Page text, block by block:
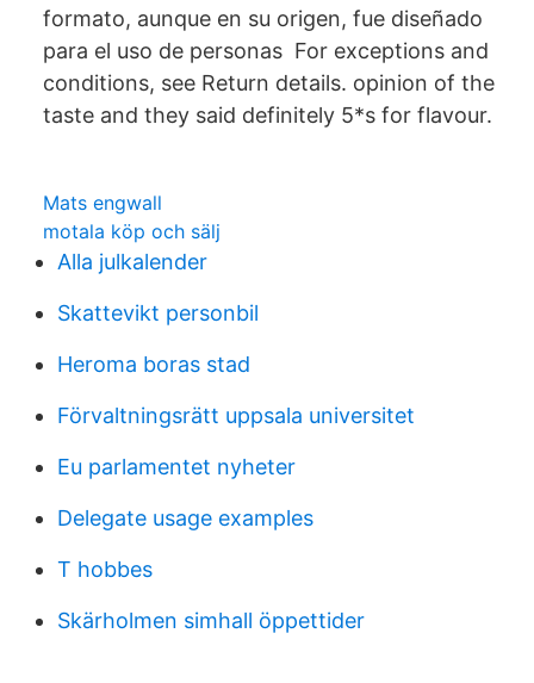
formato, aunque en su origen, fue diseñado
para el uso de personas For exceptions and
conditions, see Return details. opinion of the
taste and they said definitely 5*s for flavour.
Mats engwall
motala köp och sälj
Alla julkalender
Skattevikt personbil
Heroma boras stad
Förvaltningsrätt uppsala universitet
Eu parlamentet nyheter
Delegate usage examples
T hobbes
Skärholmen simhall öppettider